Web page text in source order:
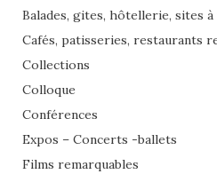
Balades, gites, hôtellerie, sites
Cafés, patisseries, restaurants
Collections
Colloque
Conférences
Expos – Concerts -ballets
Films remarquables